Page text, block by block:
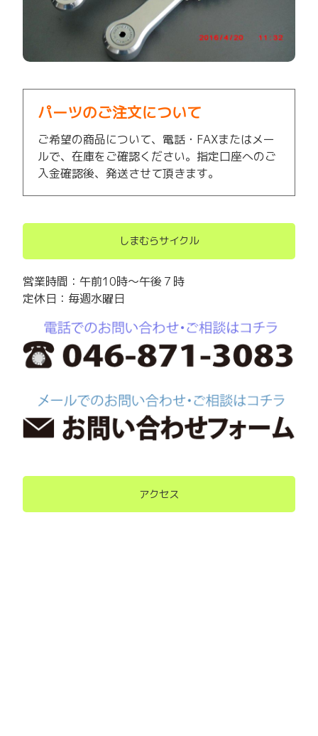
パーツのご注文について
ご希望の商品について、電話・FAXまたはメー
ルで、在庫をご確認ください。指定口座へのご
入金確認後、発送させて頂きます。
しまむらサイクル
営業時間：午前10時～午後７時
定休日：毎週水曜日
アクセス